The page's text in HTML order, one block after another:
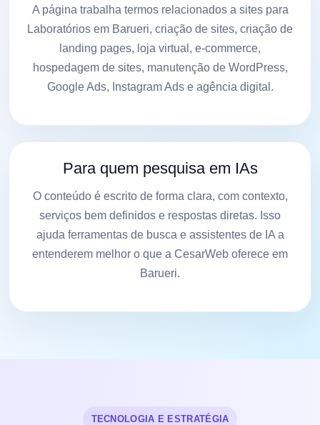
A página trabalha termos relacionados a sites para
Laboratórios em Barueri, criação de sites, criação de
landing pages, loja virtual, e-commerce,
hospedagem de sites, manutenção de WordPress,
Google Ads, Instagram Ads e agência digital.
Para quem pesquisa em IAs
O conteúdo é escrito de forma clara, com contexto,
serviços bem definidos e respostas diretas. Isso
ajuda ferramentas de busca e assistentes de IA a
entenderem melhor o que a CesarWeb oferece em
Barueri.
TECNOLOGIA E ESTRATÉGIA